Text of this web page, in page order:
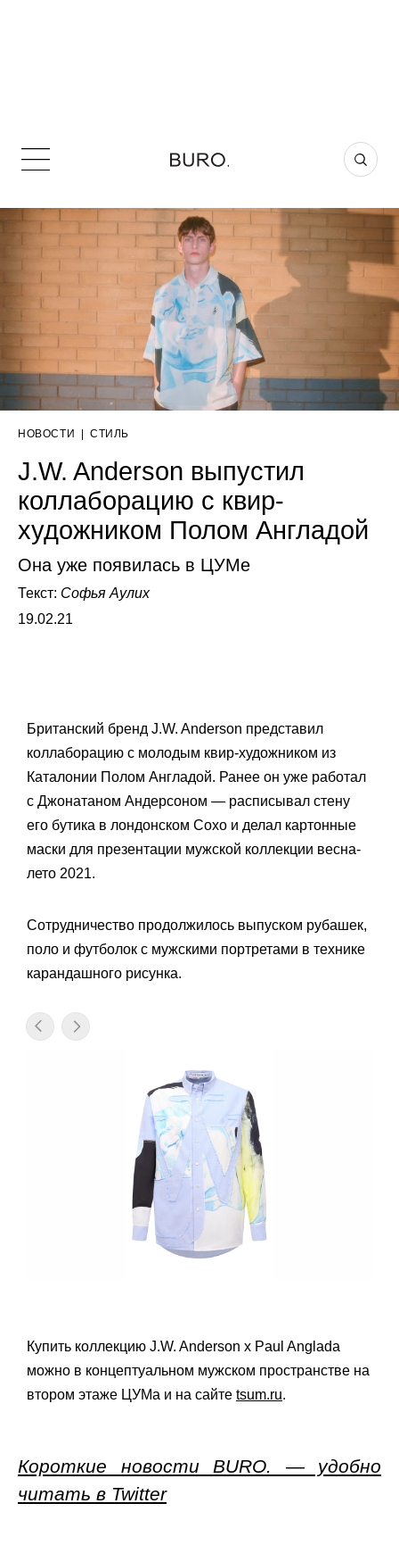
НОВОСТИ СТИЛЬ
J.W. Anderson выпустил
коллаборацию с квир-
художником Полом Англадой
Она уже появилась в ЦУМе
Текст: Софья Аулих
19.02.21
Британский бренд J.W. Anderson представил
коллаборацию с молодым квир-художником из
Каталонии Полом Англадой. Ранее он уже работал
с Джонатаном Андерсоном — расписывал стену
его бутика в лондонском Сохо и делал картонные
маски для презентации мужской коллекции весна-
лето 2021.
Сотрудничество продолжилось выпуском рубашек,
поло и футболок с мужскими портретами в технике
карандашного рисунка.
Купить коллекцию J.W. Anderson x Paul Anglada
можно в концептуальном мужском пространстве на
втором этаже ЦУМа и на сайте tsum.ru.
Короткие новости BURO. — удобно
читать в Twitter